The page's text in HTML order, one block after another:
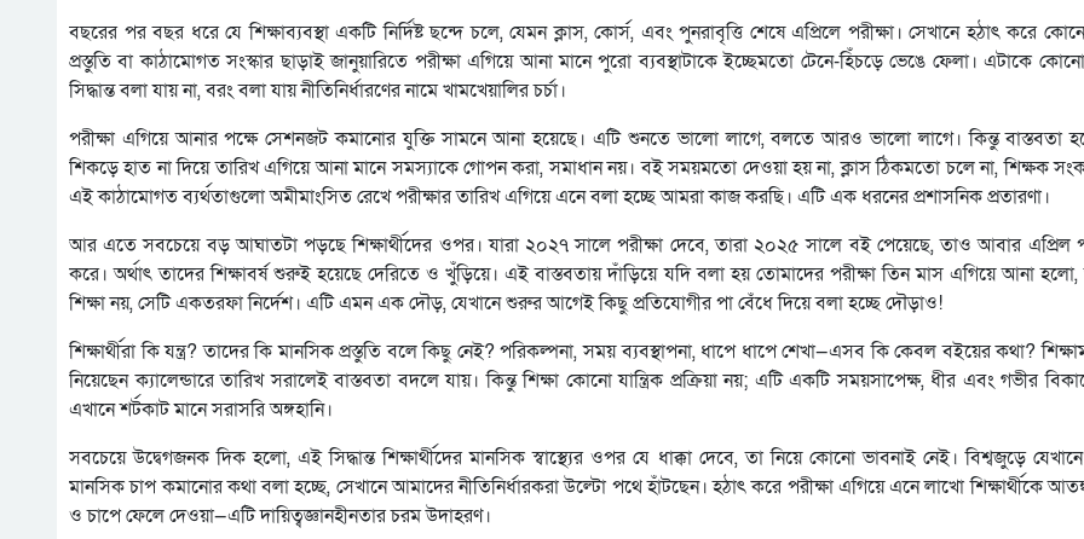
বছরের পর বছর ধরে যে শিক্ষাব্যবস্থা একটি নির্দিষ্ট ছন্দে চলে, যেমন ক্লাস, কোর্স, এবং পুনরাবৃত্তি শেষে এপ্রিলে পরীক্ষা। সেখানে হঠাৎ করে
প্রস্তুতি বা কাঠামোগত সংস্কার ছাড়াই জানুয়ারিতে পরীক্ষা এগিয়ে আনা মানে পুরো ব্যবস্থাটাকে ইচ্ছেমতো টেনে-হিঁচড়ে ভেঙে ফেলা। এটাকে
সিদ্ধান্ত বলা যায় না, বরং বলা যায় নীতিনির্ধারণের নামে খামখেয়ালির চর্চা।
পরীক্ষা এগিয়ে আনার পক্ষে সেশনজট কমানোর যুক্তি সামনে আনা হয়েছে। এটি শুনতে ভালো লাগে, বলতে আরও ভালো লাগে। কিন্তু বাস্তবতা
শিকড়ে হাত না দিয়ে তারিখ এগিয়ে আনা মানে সমস্যাকে গোপন করা, সমাধান নয়। বই সময়মতো দেওয়া হয় না, ক্লাস ঠিকমতো চলে না, শিক্ষক
এই কাঠামোগত ব্যর্থতাগুলো অমীমাংসিত রেখে পরীক্ষার তারিখ এগিয়ে এনে বলা হচ্ছে আমরা কাজ করছি। এটি এক ধরনের প্রশাসনিক প্রতারণা।
আর এতে সবচেয়ে বড় আঘাতটা পড়ছে শিক্ষার্থীদের ওপর। যারা ২০২৭ সালে পরীক্ষা দেবে, তারা ২০২৫ সালে বই পেয়েছে, তাও আবার এপ্রিল
করে। অর্থাৎ তাদের শিক্ষাবর্ষ শুরুই হয়েছে দেরিতে ও খুঁড়িয়ে। এই বাস্তবতায় দাঁড়িয়ে যদি বলা হয় তোমাদের পরীক্ষা তিন মাস এগিয়ে আনা হলো,
শিক্ষা নয়, সেটি একতরফা নির্দেশ। এটি এমন এক দৌড়, যেখানে শুরুর আগেই কিছু প্রতিযোগীর পা বেঁধে দিয়ে বলা হচ্ছে দৌড়াও!
শিক্ষার্থীরা কি যন্ত্র? তাদের কি মানসিক প্রস্তুতি বলে কিছু নেই? পরিকল্পনা, সময় ব্যবস্থাপনা, ধাপে ধাপে শেখা—এসব কি কেবল বইয়ের কথা?
নিয়েছেন ক্যালেন্ডারে তারিখ সরালেই বাস্তবতা বদলে যায়। কিন্তু শিক্ষা কোনো যান্ত্রিক প্রক্রিয়া নয়; এটি একটি সময়সাপেক্ষ, ধীর এবং গভীর
এখানে শর্টকাট মানে সরাসরি অঙ্গহানি।
সবচেয়ে উদ্বেগজনক দিক হলো, এই সিদ্ধান্ত শিক্ষার্থীদের মানসিক স্বাস্থ্যের ওপর যে ধাক্কা দেবে, তা নিয়ে কোনো ভাবনাই নেই। বিশ্বজুড়ে যেখানে
মানসিক চাপ কমানোর কথা বলা হচ্ছে, সেখানে আমাদের নীতিনির্ধারকরা উল্টো পথে হাঁটছেন। হঠাৎ করে পরীক্ষা এগিয়ে এনে লাখো শিক্ষার্থীকে
ও চাপে ফেলে দেওয়া—এটি দায়িত্বজ্ঞানহীনতার চরম উদাহরণ।